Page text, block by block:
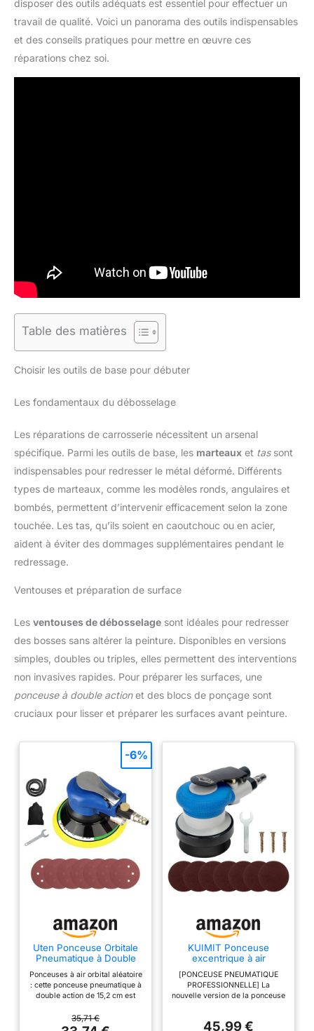
disposer des outils adéquats est essentiel pour effectuer un
travail de qualité. Voici un panorama des outils indispensables
et des conseils pratiques pour mettre en œuvre ces
réparations chez soi.
Table des matières
Choisir les outils de base pour débuter
Les fondamentaux du débosselage
Les réparations de carrosserie nécessitent un arsenal
spécifique. Parmi les outils de base, les marteaux et tassont
indispensables pour redresser le métal déformé. Différents
types de marteaux, comme les modèles ronds, angulaires et
bombés, permettent d’intervenir efficacement selon la zone
touchée. Les tas, qu’ils soient en caoutchouc ou en acier,
aident à éviter des dommages supplémentaires pendant le
redressage.
Ventouses et préparation de surface
Les ventouses de débosselage sont idéales pour redresser
des bosses sans altérer la peinture. Disponibles en versions
simples, doubles ou triples, elles permettent des interventions
non invasives rapides. Pour préparer les surfaces, une
ponceuse à double actionet des blocs de ponçage sont
cruciaux pour lisser et préparer les surfaces avant peinture.
Uten Ponceuse Orbitale
Pneumatique à Double
mm 6“ avec Régulation
de la Vitesse avec 7
pièces de Papier Abrasif
Ponceuses à air orbital aléatoire
: cette ponceuse pneumatique à
double action de 15,2 cm est
mélanger et lisser le
remplissage du corps et
35,71 €
-6%
KUIMIT Ponceuse
excentrique à air
comprimé pneumatique
orbitale avec régulation
de la Vitesse, pour
polissage du bois, métal
double action Ø 75 mm
[PONCEUSE PNEUMATIQUE
PROFESSIONNELLE] La
nouvelle version de la ponceuse
paume de la main. Vous pouvez
45,99 €